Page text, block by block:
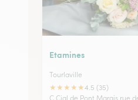
Etamines
Tourlaville
★★★★★4.5 (35)
C.Cial de Pont Marais rue